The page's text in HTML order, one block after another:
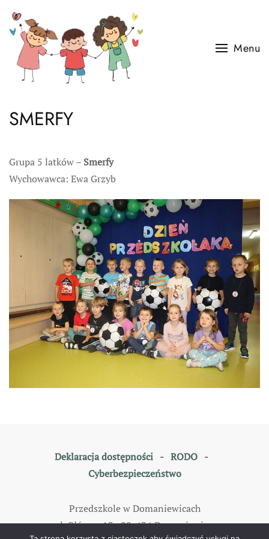
Skip to main content
Menu
SMERFY
Grupa 5 latków – Smerfy
Wychowawca: Ewa Grzyb
Deklaracja dostępności- RODO-
Cyberbezpieczeństwo
Przedszkole w Domaniewicach
ul. Główna 13, 99-434 Domaniewice